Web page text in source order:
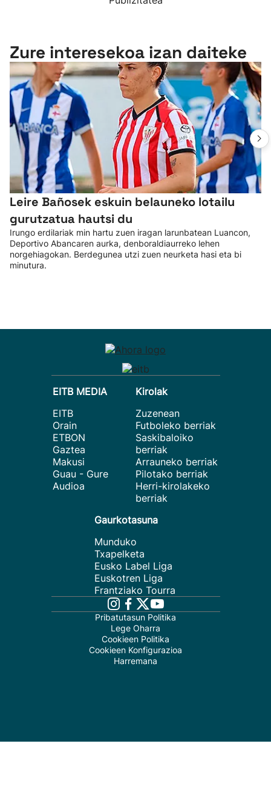
Zure interesekoa izan daiteke
Leire Bañosek eskuin belauneko lotailu
gurutzatua hautsi du
Irungo erdilariak min hartu zuen iragan larunbatean Luancon,
Deportivo Abancaren aurka, denboraldiaurreko lehen
norgehiagokan. Berdegunea utzi zuen neurketa hasi eta bi
minutura.
EITB MEDIA
EITB
Orain
ETBON
Gaztea
Makusi
Guau - Gure
Audioa
Kirolak
Zuzenean
Futboleko berriak
Saskibaloiko
berriak
Arrauneko berriak
Pilotako berriak
Herri-kirolakeko
berriak
Gaurkotasuna
Munduko
Txapelketa
Eusko Label Liga
Euskotren Liga
Frantziako Tourra
Pribatutasun Politika
Lege Oharra
Cookieen Politika
Cookieen Konfigurazioa
Harremana